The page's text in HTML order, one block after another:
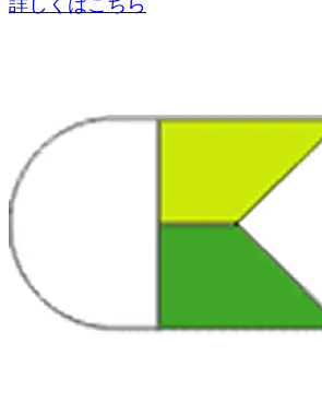
詳しくはこちら